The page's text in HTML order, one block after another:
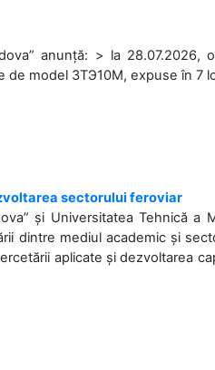
anunță: > la 28.07.2026,
de model 3ТЭ10М, expuse în 7
sectorului feroviar
și Universitatea Tehnică a
dintre mediul academic și
aplicate și dezvoltarea